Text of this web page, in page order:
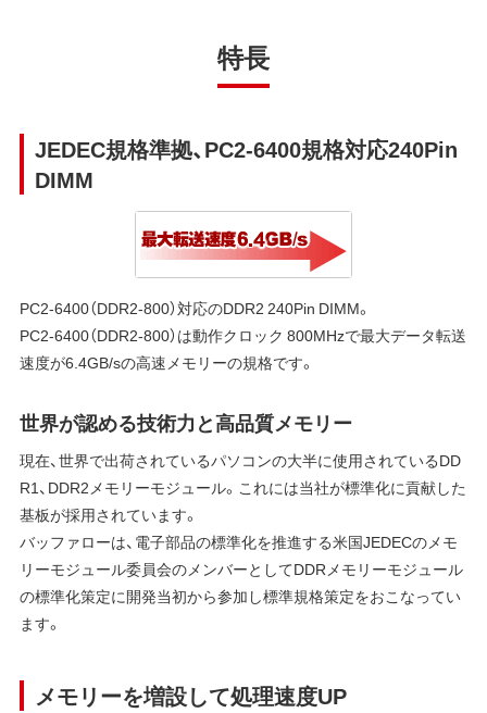
特長
JEDEC規格準拠、PC2-6400規格対応240Pin
DIMM
PC2-6400（DDR2-800）対応のDDR2 240Pin DIMM。
PC2-6400（DDR2-800）は動作クロック 800MHzで最大データ転送
速度が6.4GB/sの高速メモリーの規格です。
世界が認める技術力と高品質メモリー
現在、世界で出荷されているパソコンの大半に使用されているDD
R1、DDR2メモリーモジュール。これには当社が標準化に貢献した
基板が採用されています。
バッファローは、電子部品の標準化を推進する米国JEDECのメモ
リーモジュール委員会のメンバーとしてDDRメモリーモジュール
の標準化策定に開発当初から参加し標準規格策定をおこなってい
ます。
メモリーを増設して処理速度UP